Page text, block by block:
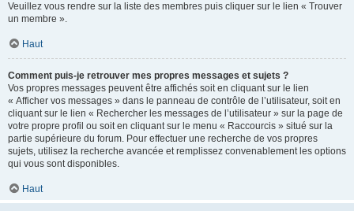
Veuillez vous rendre sur la liste des membres puis cliquer sur le lien « Trouver
un membre ».
Haut
Comment puis-je retrouver mes propres messages et sujets ?
Vos propres messages peuvent être affichés soit en cliquant sur le lien
« Afficher vos messages » dans le panneau de contrôle de l’utilisateur, soit en
cliquant sur le lien « Rechercher les messages de l’utilisateur » sur la page de
votre propre profil ou soit en cliquant sur le menu « Raccourcis » situé sur la
partie supérieure du forum. Pour effectuer une recherche de vos propres
sujets, utilisez la recherche avancée et remplissez convenablement les options
qui vous sont disponibles.
Haut